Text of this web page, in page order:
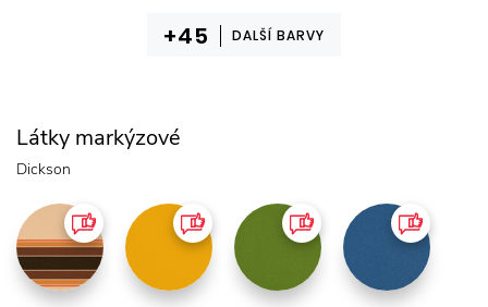
DALŠÍ BARVY
Látky markýzové
Dickson